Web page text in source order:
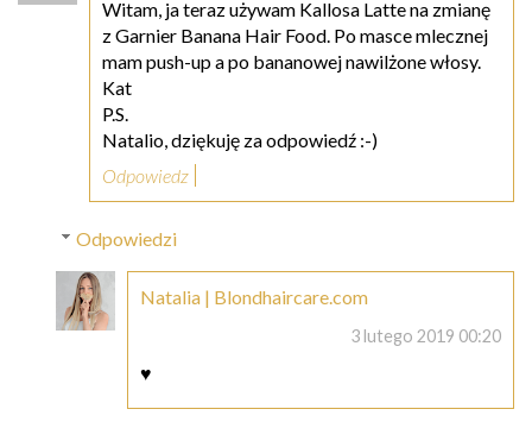
Witam, ja teraz używam Kallosa Latte na zmianę
z Garnier Banana Hair Food. Po masce mlecznej
mam push-up a po bananowej nawilżone włosy.
Kat
P.S.
Natalio, dziękuję za odpowiedź :-)
Odpowiedz
Odpowiedzi
Natalia | Blondhaircare.com
3 lutego 2019 00:20
♥